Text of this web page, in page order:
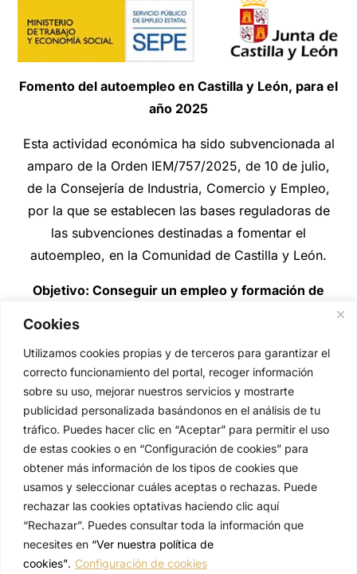
Cookies
Utilizamos cookies propias y de terceros para garantizar el
correcto funcionamiento del portal, recoger información
sobre su uso, mejorar nuestros servicios y mostrarte
publicidad personalizada basándonos en el análisis de tu
tráfico. Puedes hacer clic en “Aceptar” para permitir el uso
de estas cookies o en “Configuración de cookies” para
obtener más información de los tipos de cookies que
usamos y seleccionar cuáles aceptas o rechazas. Puede
rechazar las cookies optativas haciendo clic aquí
“Rechazar”. Puedes consultar toda la información que
necesites en “Ver nuestra política de
cookies". Configuración de cookies
Fomento del autoempleo en Castilla y León, para el
año 2025
Esta actividad económica ha sido subvencionada al
amparo de la Orden IEM/757/2025, de 10 de julio,
de la Consejería de Industria, Comercio y Empleo,
por la que se establecen las bases reguladoras de
las subvenciones destinadas a fomentar el
autoempleo, en la Comunidad de Castilla y León.
Objetivo: Conseguir un empleo y formación de
© Tartissien
Quiénes somos